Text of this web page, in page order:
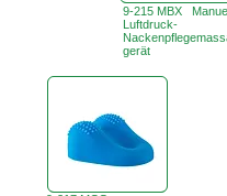
9-215 MBX
Luftdruck-
gerät